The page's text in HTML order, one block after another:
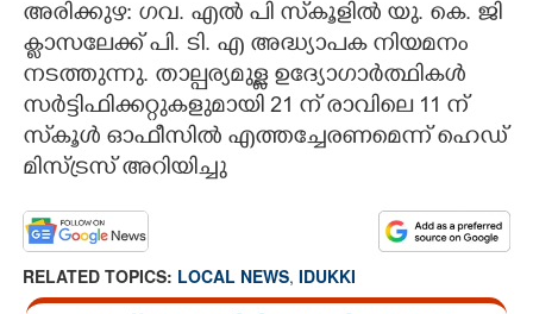
LIFESTYLE
SPIRITUAL
INFO+
ART
അരിക്കുഴ: ഗവ. എൽ പി സ്‌കൂളിൽ യു. കെ. ജി
ക്ലാസലേക്ക് പി. ടി. എ അദ്ധ്യാപക നിയമനം
നടത്തുന്നു. താല്പര്യമുള്ള ഉദ്യോഗാർത്ഥികൾ
സർട്ടിഫിക്കറ്റുകളുമായി 21 ന് രാവിലെ 11 ന്
സ്‌കൂൾ ഓഫീസിൽ എത്തച്ചേരണമെന്ന് ഹെഡ്
മിസ്ട്രസ് അറിയിച്ചു
RELATED TOPICS: LOCAL NEWS, IDUKKI